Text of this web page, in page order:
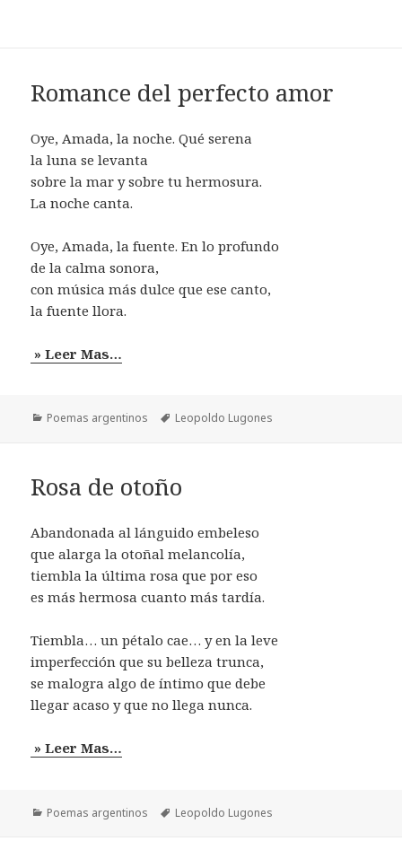
Romance del perfecto amor
Oye, Amada, la noche. Qué serena
la luna se levanta
sobre la mar y sobre tu hermosura.
La noche canta.
Oye, Amada, la fuente. En lo profundo
de la calma sonora,
con música más dulce que ese canto,
la fuente llora.
» Leer Mas…
Categorías
Poemas argentinos Etiquetas
Leopoldo Lugones
Rosa de otoño
Abandonada al lánguido embeleso
que alarga la otoñal melancolía,
tiembla la última rosa que por eso
es más hermosa cuanto más tardía.
Tiembla… un pétalo cae… y en la leve
imperfección que su belleza trunca,
se malogra algo de íntimo que debe
llegar acaso y que no llega nunca.
» Leer Mas…
Categorías
Poemas argentinos Etiquetas
Leopoldo Lugones